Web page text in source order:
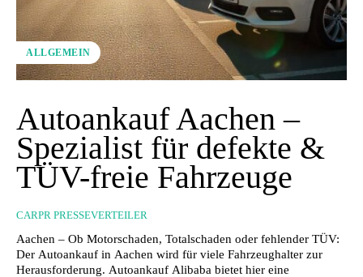
ALLGEMEIN
Autoankauf Aachen –
Spezialist für defekte &
TÜV-freie Fahrzeuge
CARPR PRESSEVERTEILER
Aachen – Ob Motorschaden, Totalschaden oder fehlender TÜV:
Der Autoankauf in Aachen wird für viele Fahrzeughalter zur
Herausforderung. Autoankauf Alibaba bietet hier eine